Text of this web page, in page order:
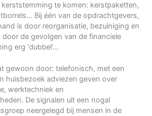
te komen: kerstpaketten,
Bij één van de opdrachtgevers,
is door reorganisatie, bezuiniging en
door de gevolgen van de financiele
erg ‘dubbel’…
gewoon door: telefonisch, met een
huisbezoek adviezen geven over
werktechniek en
De signalen uit een nogal
neergelegd bij mensen in de